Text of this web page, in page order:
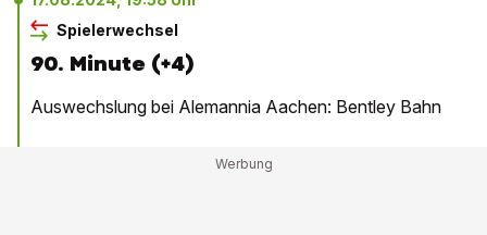
Spielerwechsel
90. Minute (+4)
Auswechslung bei Alemannia Aachen: Bentley Bahn